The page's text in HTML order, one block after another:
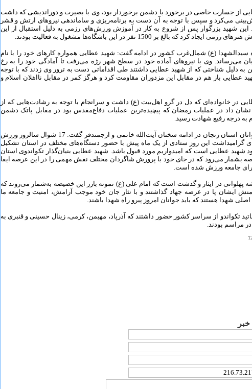
از جسارت خاصی در برخورد با دشمن برخوردار بود، وی با بصیرت و دوراندیشی که داشت
می‌کرد و سپس با توجه به آن دست به برنامه‌ریزی و ساماندهی نیروهای ارتش و قشر
شهید بزرگوار پس از شروع به کار در آموزش ورزش‌های رزمی به دلیل استقبال از این
سیدالشهدا (ع) شمال‌غرب کشور در ادامه گفت: شهید عطایی همواره کارهای خود را با نام
می‌رساند. وی با نیروهای آماده خود در سطح شهر رژه می‌رفت تا آمادگی خود را به رخ
به دلیل شناختی که از شهید عطایی داشتند طی اقداماتی دست به ترور وی زدند که با توجه
عطایی باز هم در مقابل این مزدوران مقاومت کرد و هرگز کمر در مقابل نااهلان اسلام و
در خانواده‌ای که دل در گرو اهل‌بیت (ع) داشت و سرانجام با توجه به رشادت‌هایی که از
نشان داد در عملیات رمضان که پیچیده‌ترین عملیات دفاع‌مقدس بود در مقابل پاتک دشمن
به درجه رفیع شهادت رسید.
پس از آن مدیر کل ورزش و جوانان استان زنجان در ادامه سخنان آیت‌الله خاتمی و ارجمندفر گفت: 17 شوال سالروز ورزش
گرامیداشت این روز ستادی از یک ‌ماه پیش با حضور دستگاه‌های مختلف در استان تشکیل
شهید عطایی است که امیدواریم مورد قبول باشد. شهید عطایی بنیان‌گذار تکواندوی استان
بشمار می‌رود که در جای خود با پرورش شاگردان مختلف نقش مهمی را در این عرصه ایفا
برای جامعه ورزش شده است.
پهلوانی در ایثار و گذشت است که امام علی (ع) نمونه بارز این خصیصه به‌شمار می‌روند که
ایشان پا در عرصه جهاد گذاشتند و با نثار جان خود موجب آرامش، امنیت و جامعه ما
شهدا هستند که باید جوانان امروز پیرو راه شهدا باشند.
تکواندو از سراسر کشور حضور داشتند که آذرپاد، مهیمن، کرمی، زینال حسینی و قنبری به
مراسم بودند.